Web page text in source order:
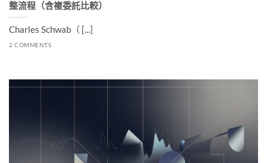
整流程（含複委託比較）
Charles Schwab（ [...]
2 COMMENTS